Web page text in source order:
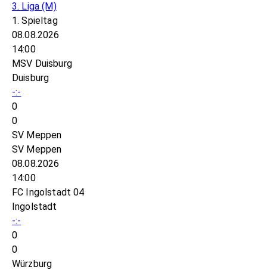
3. Liga(M)
1. Spieltag
08.08.2026
14:00
MSV Duisburg
Duisburg
-:-
0
0
SV Meppen
SV Meppen
08.08.2026
14:00
FC Ingolstadt 04
Ingolstadt
-:-
0
0
Würzburg